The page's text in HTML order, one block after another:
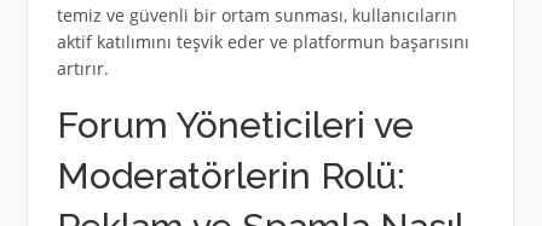
temiz ve güvenli bir ortam sunması, kullanıcıların
aktif katılımını teşvik eder ve platformun başarısını
artırır.
Forum Yöneticileri ve
Moderatörlerin Rolü: